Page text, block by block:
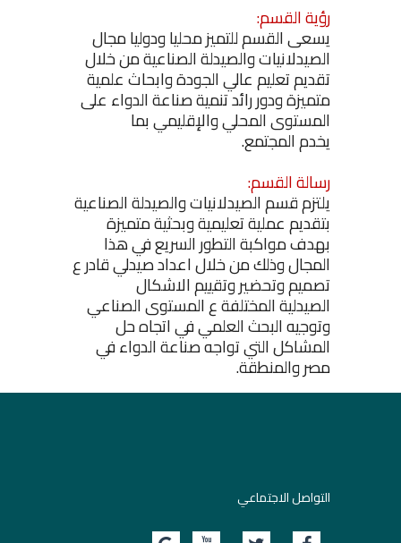
رؤية القسم:
يسعى القسم للتميز محليا ودوليا مجال
الصيدلانيات والصيدلة الصناعية من خلال
تقديم تعليم عالي الجودة وابحاث علمية
متميزة ودور رائد تنمية صناعة الدواء على
المستوى المحلي والإقليمي بما
يخدم المجتمع.
رسالة القسم:
يلتزم قسم الصيدلانيات والصيدلة الصناعية
بتقديم عملية تعليمية وبحثية متميزة
بهدف مواكبة التطور السريع في هذا
المجال وذلك من خلال اعداد صيدلي قادر ع
تصميم وتحضير وتقييم الاشكال
الصيدلية المختلفة ع المستوى الصناعي
وتوجيه البحث العلمي في اتجاه حل
المشاكل التي تواجه صناعة الدواء في
مصر والمنطقة.
التواصل الاجتماعي